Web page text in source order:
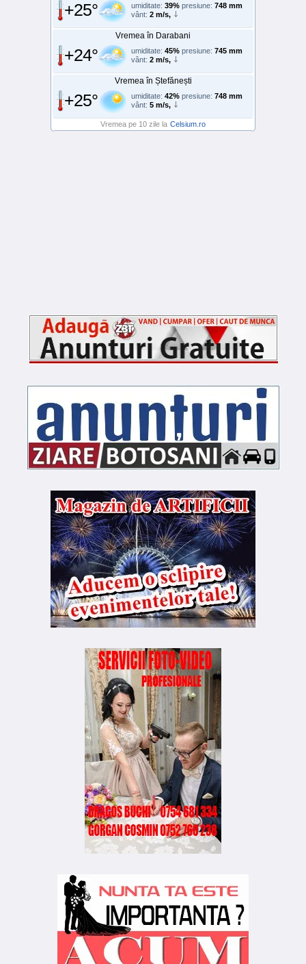
+25° umiditate: 39% presiune: 748 mm
vânt: 2 m/s,
Vremea în Darabani
+24° umiditate: 45% presiune: 745 mm
vânt: 2 m/s,
Vremea în Ștefănești
+25° umiditate: 42% presiune: 748 mm
vânt: 5 m/s,
Vremea pe 10 zile la Celsium.ro